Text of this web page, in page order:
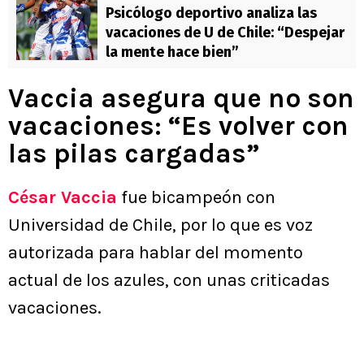
Psicólogo deportivo analiza las
vacaciones de U de Chile: “Despejar
la mente hace bien”
Vaccia asegura que no son
vacaciones: “Es volver con
las pilas cargadas”
César Vaccia fue bicampeón con
Universidad de Chile, por lo que es voz
autorizada para hablar del momento
actual de los azules, con unas criticadas
vacaciones.